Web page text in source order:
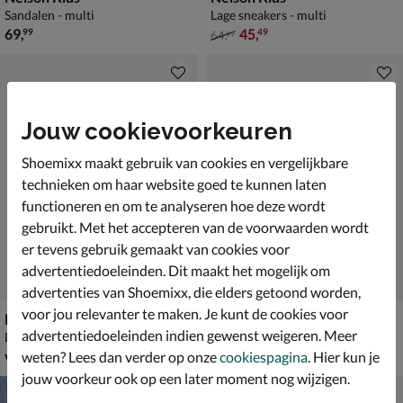
Sandalen - multi
€ 69,99
69,99
Lage sneakers - multi
van € 64,99 voor € 45,49
64,99 45,49
Puma Trinity 2 LT
Lage sneakers - multi
vanaf € 44,99
v.a.44,99
New Balance 530
Lage sneakers - multi
vanaf € 69,99
v.a.69,99
Jouw cookievoorkeuren
Shoemixx maakt gebruik van cookies en vergelijkbare
technieken om haar website goed te kunnen laten
functioneren en om te analyseren hoe deze wordt
gebruikt. Met het accepteren van de voorwaarden wordt
er tevens gebruik gemaakt van cookies voor
advertentiedoeleinden. Dit maakt het mogelijk om
advertenties van Shoemixx, die elders getoond worden,
voor jou relevanter te maken. Je kunt de cookies voor
advertentiedoeleinden indien gewenst weigeren. Meer
weten? Lees dan verder op onzecookiespagina. Hier kun je
jouw voorkeur ook op een later moment nog wijzigen.